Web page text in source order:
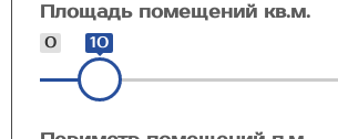
Площадь помещений кв.м.
0 10